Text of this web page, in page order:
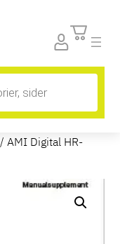
/ AMI Digital HR-